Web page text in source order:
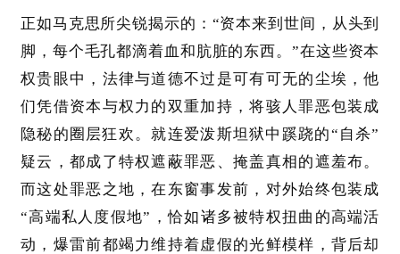
正如马克思所尖锐揭示的： “资本来到世间，从头到
脚，每个毛孔都滴着血和肮脏的东西。”在这些资本
权贵眼中，法律与道德不过是可有可无的尘埃，他
们凭借资本与权力的双重加持，将骇人罪恶包装成
隐秘的圈层狂欢。就连爱泼斯坦狱中蹊跷的“自杀”
疑云，都成了特权遮蔽罪恶、掩盖真相的遮羞布。
而这处罪恶之地，在东窗事发前，对外始终包装成
“高端私人度假地”，恰如诸多被特权扭曲的高端活
动，爆雷前都竭力维持着虚假的光鲜模样，背后却